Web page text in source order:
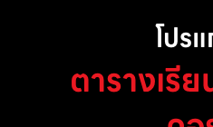
โปร
ตารางเรี